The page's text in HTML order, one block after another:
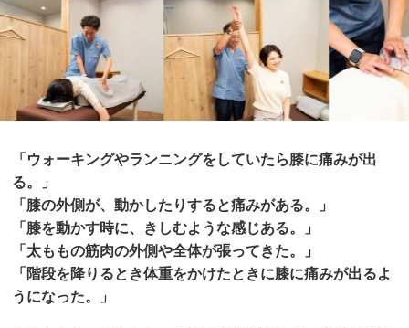
「ウォーキングやランニングをしていたら膝に痛みが出
る。
」
「膝の外側が、動かしたりすると痛みがある。
」
「膝を動かす時に、きしむような感じある。
」
「太ももの筋肉の外側や全体が張ってきた。
」
「階段を降りるとき体重をかけたときに膝に痛みが出るよ
うになった。
」